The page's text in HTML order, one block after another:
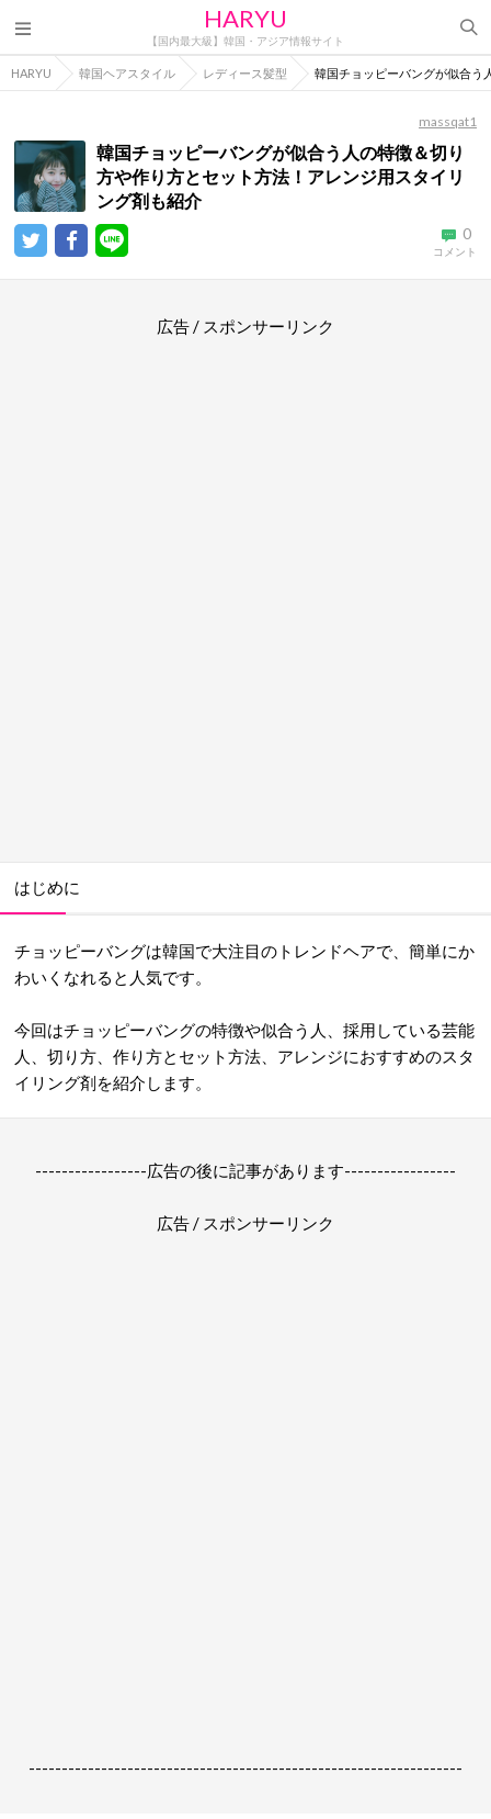
HARYU
【国内最大級】韓国・アジア情報サイト
HARYU 韓国ヘアスタイル レディース髪型 韓国チョッピーバングが似合う
massqat1
韓国チョッピーバングが似合う人の特徴＆切り
方や作り方とセット方法！アレンジ用スタイリ
ング剤も紹介
0
コメント
広告 / スポンサーリンク
はじめに
チョッピーバングは韓国で大注目のトレンドヘアで、簡単にか
わいくなれると人気です。
今回はチョッピーバングの特徴や似合う人、採用している芸能
人、切り方、作り方とセット方法、アレンジにおすすめのスタ
イリング剤を紹介します。
-----------------広告の後に記事があります-----------------
広告 / スポンサーリンク
------------------------------------------------------------------